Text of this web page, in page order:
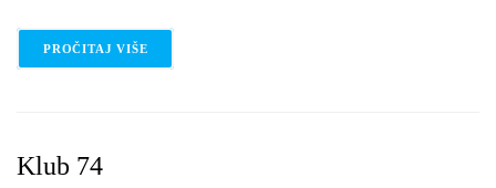
PROČITAJ VIŠE
Klub 74